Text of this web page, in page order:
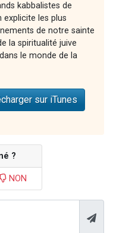
kabbalistes de
les plus
de notre sainte
la spiritualité juive
le monde de la
sur iTunes
?
NON